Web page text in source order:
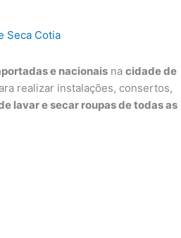
e nacionais nacidade de
realizar instalações, consertos,
lavar e secar roupas de todas as